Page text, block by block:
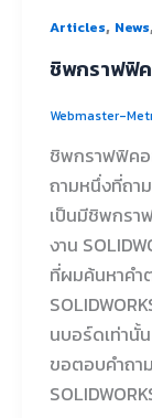
Articles, News,
ชิพกราฟฟิค
Webmaster-
ชิพกราฟฟิคอ
ถามหนึ่งที่ถา
เป็นมีชิพกรา
งาน
ที่ผมค้นหาคำ
นบอร์ดเท่านั้
ขอตอบคำถา